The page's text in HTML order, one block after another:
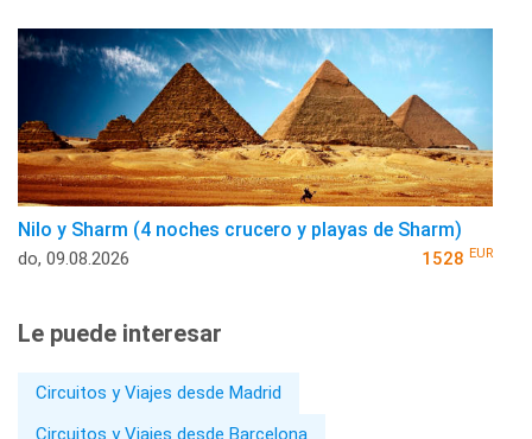
Nilo y Sharm (4 noches crucero y playas de Sharm)
do, 09.08.2026 1528 EUR
Le puede interesar
Circuitos y Viajes desde Madrid
Circuitos y Viajes desde Barcelona